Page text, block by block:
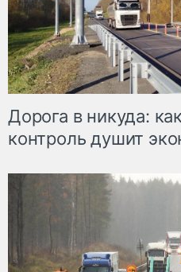
Дорога в никуда:
контроль душит